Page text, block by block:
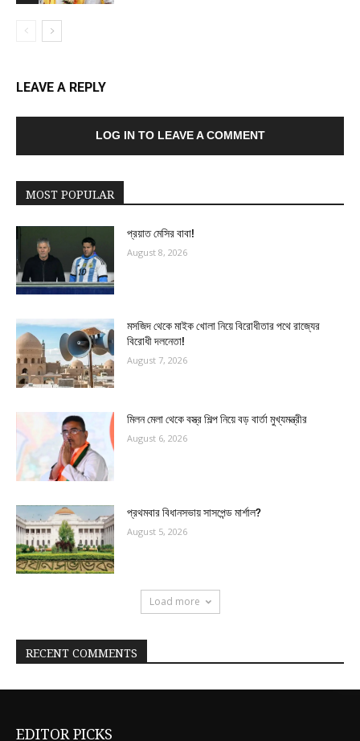
LEAVE A REPLY
LOG IN TO LEAVE A COMMENT
MOST POPULAR
প্রয়াত মেসির বাবা!
August 8, 2026
মসজিদ থেকে মাইক খোলা নিয়ে বিরোধীতার পথে রাজ্যের
বিরোধী দলনেতা!
August 7, 2026
মিলন মেলা থেকে বস্ত্র শিল্প নিয়ে বড় বার্তা মুখ্যমন্ত্রীর
August 6, 2026
প্রথমবার বিধানসভায় সাসপেন্ড মার্শাল?
August 5, 2026
Load more
RECENT COMMENTS
EDITOR PICKS